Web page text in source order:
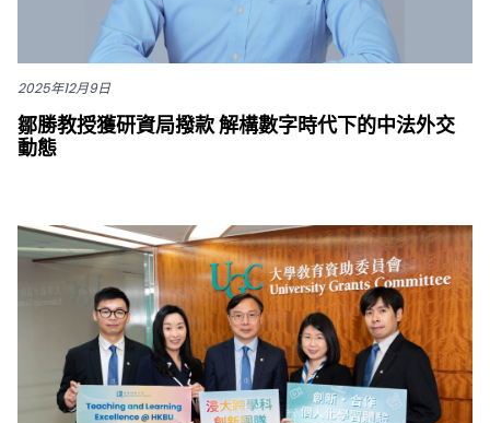
2025年12月9日
鄒勝教授獲研資局撥款 解構數字時代下的中法外交
動態